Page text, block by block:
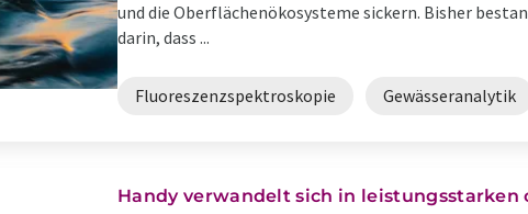
und die Oberflächenökosysteme sickern. Bisher
darin, dass ...
Fluoreszenzspektroskopie Gewässeranalytik
Handy verwandelt sich in leistungsstarken